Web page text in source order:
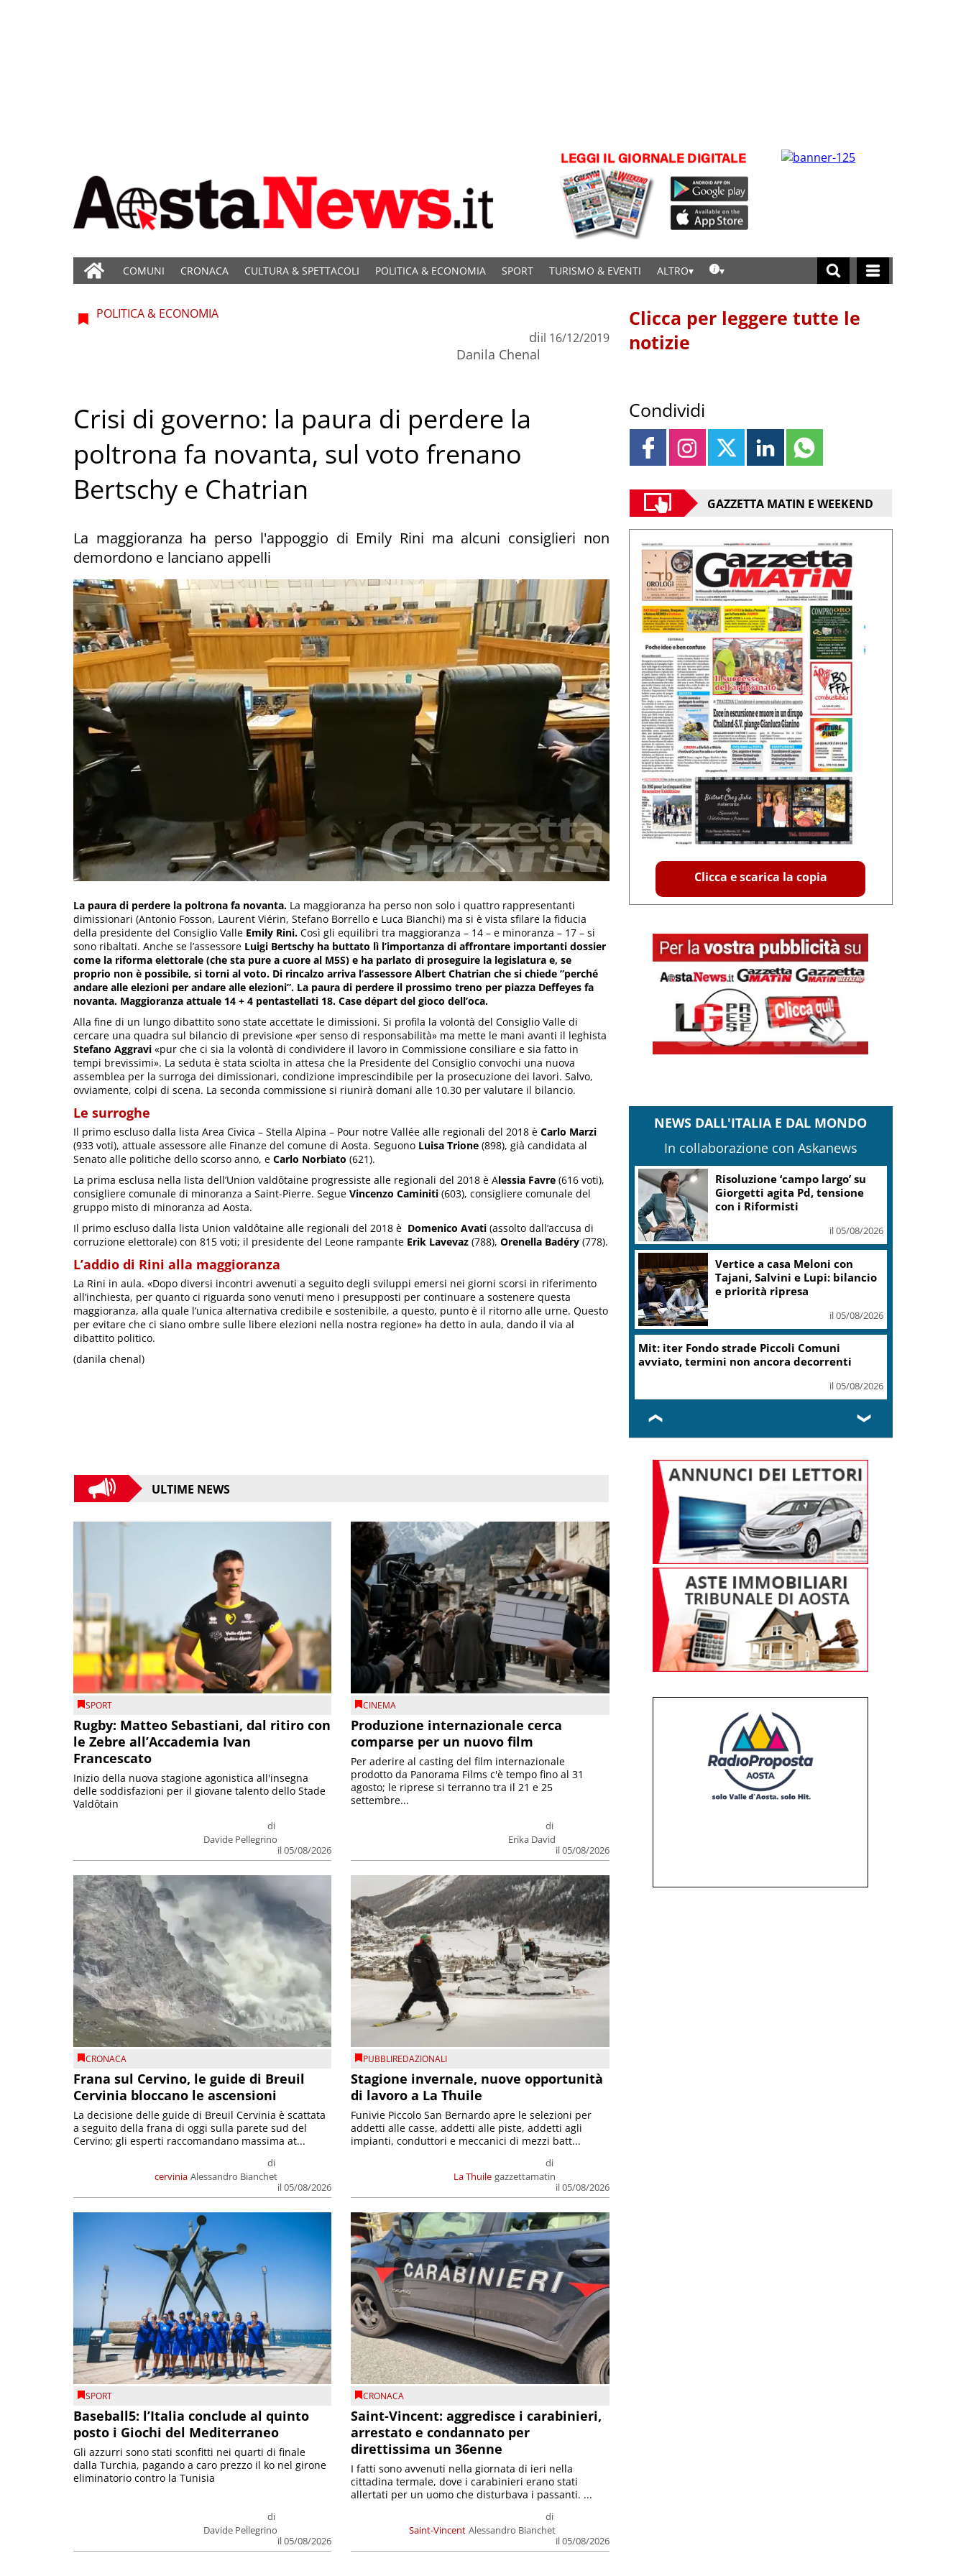
COMUNI CRONACA CULTURA & SPETTACOLI POLITICA & ECONOMIA SPORT TURISMO & EVENTI ALTRO
POLITICA & ECONOMIA
di
Danila Chenal
il 16/12/2019
Crisi di governo: la paura di perdere la
poltrona fa novanta, sul voto frenano
Bertschy e Chatrian
La maggioranza ha perso l'appoggio di Emily Rini ma alcuni consiglieri non
demordono e lanciano appelli
La paura di perdere la poltrona fa novanta. La maggioranza ha perso non solo i quattro rappresentanti
dimissionari (Antonio Fosson, Laurent Viérin, Stefano Borrello e Luca Bianchi) ma si è vista sfilare la fiducia
della presidente del Consiglio Valle Emily Rini. Così gli equilibri tra maggioranza – 14 – e minoranza – 17 – si
sono ribaltati. Anche se l’assessore Luigi Bertschy ha buttato lì l’importanza di affrontare importanti dossier
come la riforma elettorale (che sta pure a cuore al M5S) e ha parlato di proseguire la legislatura e, se
proprio non è possibile, si torni al voto. Di rincalzo arriva l’assessore Albert Chatrian che si chiede ”perché
andare alle elezioni per andare alle elezioni”. La paura di perdere il prossimo treno per piazza Deffeyes fa
novanta. Maggioranza attuale 14 + 4 pentastellati 18. Case départ del gioco dell’oca.
Alla fine di un lungo dibattito sono state accettate le dimissioni. Si profila la volontà del Consiglio Valle di
cercare una quadra sul bilancio di previsione «per senso di responsabilità» ma mette le mani avanti il leghista
Stefano Aggravi «pur che ci sia la volontà di condividere il lavoro in Commissione consiliare e sia fatto in
tempi brevissimi». La seduta è stata sciolta in attesa che la Presidente del Consiglio convochi una nuova
assemblea per la surroga dei dimissionari, condizione imprescindibile per la prosecuzione dei lavori. Salvo,
ovviamente, colpi di scena. La seconda commissione si riunirà domani alle 10.30 per valutare il bilancio.
Le surroghe
Il primo escluso dalla lista Area Civica – Stella Alpina – Pour notre Vallée alle regionali del 2018 è Carlo Marzi
(933 voti), attuale assessore alle Finanze del comune di Aosta. Seguono Luisa Trione (898), già candidata al
Senato alle politiche dello scorso anno, e Carlo Norbiato (621).
La prima esclusa nella lista dell’Union valdôtaine progressiste alle regionali del 2018 è Alessia Favre (616 voti),
consigliere comunale di minoranza a Saint-Pierre. Segue Vincenzo Caminiti (603), consigliere comunale del
gruppo misto di minoranza ad Aosta.
Il primo escluso dalla lista Union valdôtaine alle regionali del 2018 è Domenico Avati (assolto dall’accusa di
corruzione elettorale) con 815 voti; il presidente del Leone rampante Erik Lavevaz (788), Orenella Badéry (778).
L’addio di Rini alla maggioranza
La Rini in aula. «Dopo diversi incontri avvenuti a seguito degli sviluppi emersi nei giorni scorsi in riferimento
all’inchiesta, per quanto ci riguarda sono venuti meno i presupposti per continuare a sostenere questa
maggioranza, alla quale l’unica alternativa credibile e sostenibile, a questo, punto è il ritorno alle urne. Questo
per evitare che ci siano ombre sulle libere elezioni nella nostra regione» ha detto in aula, dando il via al
dibattito politico.
(danila chenal)
ULTIME NEWS
SPORT
Rugby: Matteo Sebastiani, dal ritiro con
le Zebre all’Accademia Ivan
Francescato
di
Davide Pellegrino
il 05/08/2026
Inizio della nuova stagione agonistica all'insegna
delle soddisfazioni per il giovane talento dello Stade
Valdôtain
CINEMA
Produzione internazionale cerca
comparse per un nuovo film
di
Erika David
il 05/08/2026
Per aderire al casting del film internazionale
prodotto da Panorama Films c'è tempo fino al 31
agosto; le riprese si terranno tra il 21 e 25
settembre...
CRONACA
Frana sul Cervino, le guide di Breuil
Cervinia bloccano le ascensioni
cervinia
di
Alessandro Bianchet
il 05/08/2026
La decisione delle guide di Breuil Cervinia è scattata
a seguito della frana di oggi sulla parete sud del
Cervino; gli esperti raccomandano massima at...
PUBBLIREDAZIONALI
Stagione invernale, nuove opportunità
di lavoro a La Thuile
La Thuile
di
gazzettamatin
il 05/08/2026
Funivie Piccolo San Bernardo apre le selezioni per
addetti alle casse, addetti alle piste, addetti agli
impianti, conduttori e meccanici di mezzi batt...
SPORT
Baseball5: l’Italia conclude al quinto
posto i Giochi del Mediterraneo
di
Davide Pellegrino
il 05/08/2026
Gli azzurri sono stati sconfitti nei quarti di finale
dalla Turchia, pagando a caro prezzo il ko nel girone
eliminatorio contro la Tunisia
CRONACA
Saint-Vincent: aggredisce i carabinieri,
arrestato e condannato per
direttissima un 36enne
Saint-Vincent
di
Alessandro Bianchet
il 05/08/2026
I fatti sono avvenuti nella giornata di ieri nella
cittadina termale, dove i carabinieri erano stati
allertati per un uomo che disturbava i passanti. ...
Clicca per leggere tutte le
notizie
Condividi
GAZZETTA MATIN E WEEKEND
Clicca e scarica la copia
NEWS DALL'ITALIA E DAL MONDO
In collaborazione con Askanews
Risoluzione ‘campo largo’ su
Giorgetti agita Pd, tensione
con i Riformisti
il 05/08/2026
Vertice a casa Meloni con
Tajani, Salvini e Lupi: bilancio
e priorità ripresa
il 05/08/2026
Mit: iter Fondo strade Piccoli Comuni
avviato, termini non ancora decorrenti
il 05/08/2026
❮ ❯